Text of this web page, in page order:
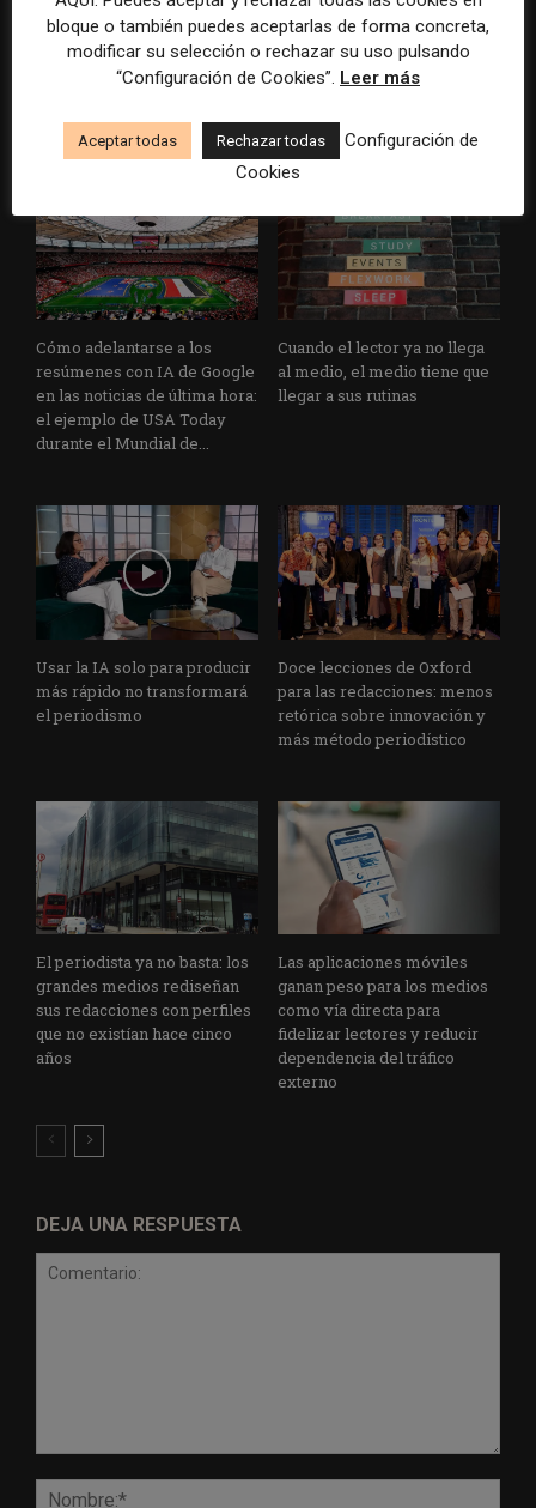
Los medios tienen audiencia,
pero no siempre comunidad:
cómo activar a los lectores
silencio
El buzón como nueva
portada: la estrategia de los
medios para conquistar
Cómo adelantarse a los
resúmenes con IA de Google
en las noticias de última hora:
el ejemplo de USA Today
durante el Mundial de...
Cuando el lector ya no llega
al medio, el medio tiene que
llegar a sus rutinas
Usar la IA solo para producir
más rápido no transformará
el periodismo
Doce lecciones de Oxford
para las redacciones: menos
retórica sobre innovación y
más método periodístico
El periodista ya no basta: los
grandes medios rediseñan
sus redacciones con perfiles
que no existían hace cinco
años
Las aplicaciones móviles
ganan peso para los medios
como vía directa para
fidelizar lectores y reducir
dependencia del tráfico
externo
DEJA UNA RESPUESTA
bloque o también puedes aceptarlas de forma concreta,
modificar su selección o rechazar su uso pulsando
“Configuración de Cookies”. Leer más
Aceptar todas Rechazar todas
Configuración de
Cookies